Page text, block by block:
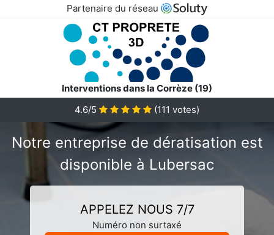
Partenaire du réseau
Interventions dans la Corrèze (19)
4.6/5
(111 votes)
Notre entreprise de dératisation est
disponible à Lubersac
APPELEZ NOUS 7/7
Numéro non surtaxé